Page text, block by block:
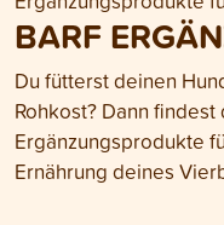
BARF
Du fütterst deinen
Rohkost? Dann
Ergänzungsprodukte
Ernährung deines